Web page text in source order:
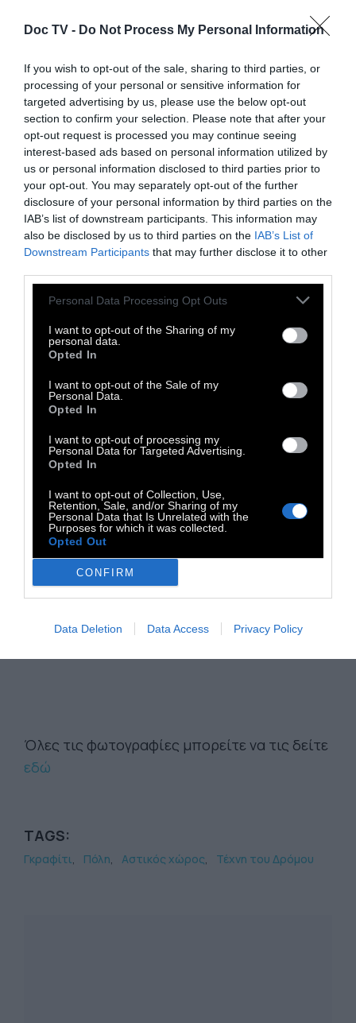
Doc TV - Do Not Process My Personal Information
If you wish to opt-out of the sale, sharing to third parties, or
processing of your personal or sensitive information for
targeted advertising by us, please use the below opt-out
section to confirm your selection. Please note that after your
opt-out request is processed you may continue seeing
interest-based ads based on personal information utilized by
us or personal information disclosed to third parties prior to
your opt-out. You may separately opt-out of the further
disclosure of your personal information by third parties on the
IAB’s list of downstream participants. This information may
also be disclosed by us to third parties on the IAB’s List of
Downstream Participants that may further disclose it to other
Personal Data Processing Opt Outs
I want to opt-out of the Sharing of my
personal data.
Opted In
I want to opt-out of the Sale of my
Personal Data.
Opted In
I want to opt-out of processing my
Personal Data for Targeted Advertising.
Opted In
I want to opt-out of Collection, Use,
Retention, Sale, and/or Sharing of my
Personal Data that Is Unrelated with the
Purposes for which it was collected.
Opted Out
CONFIRM
Data Deletion Data Access Privacy Policy
Όλες τις φωτογραφίες μπορείτε να τις δείτε
εδώ
TAGS:
Γκραφίτι Πόλη Αστικός χώρος Τέχνη του Δρόμου